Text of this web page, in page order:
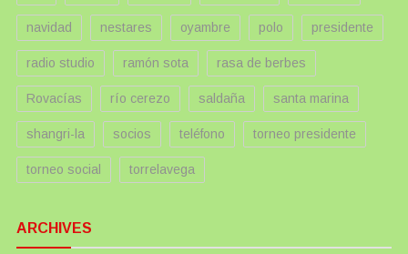
navidad nestares oyambre polo presidente
radio studio ramón sota rasa de berbes
Rovacías río cerezo saldaña santa marina
shangri-la socios teléfono torneo presidente
torneo social torrelavega
ARCHIVES